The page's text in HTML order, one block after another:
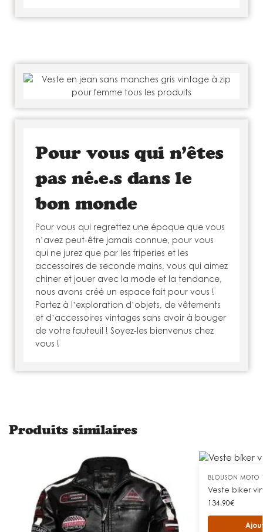
Pour vous qui n’êtes
pas né.e.s dans le
bon monde
Pour vous qui regrettez une époque que vous
n’avez peut-être jamais connue, pour vous
qui ne jurez que par les friperies et les
accessoires de seconde mains, vous qui aimez
chiner et jouer avec la mode et la tendance,
nous avons créé un espace fait pour vous !
Partez à l’exploration d’objets, de vêtements
et d’accessoires vintages sans avoir à bouger
de votre fauteuil ! Soyez-les bienvenus chez
vous !
Produits similaires
BLOUSON MOTO
Veste biker
134,90€